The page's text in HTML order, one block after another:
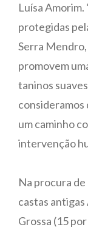
Luísa
protegidas
Serra
promovem
taninos
consideramos
um caminho
intervenção
Na procura de
castas
Grossa (15